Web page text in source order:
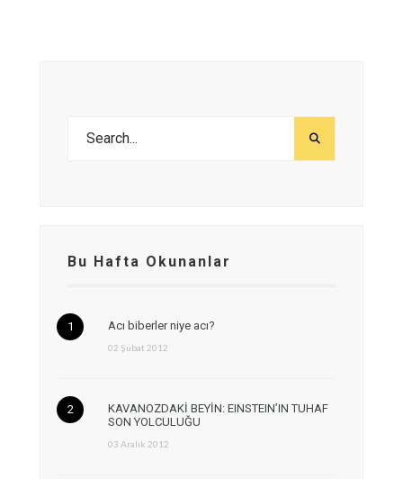
Bu Hafta Okunanlar
Acı biberler niye acı?
02 Şubat 2012
KAVANOZDAKİ BEYİN: EINSTEIN’IN TUHAF
SON YOLCULUĞU
03 Aralık 2012